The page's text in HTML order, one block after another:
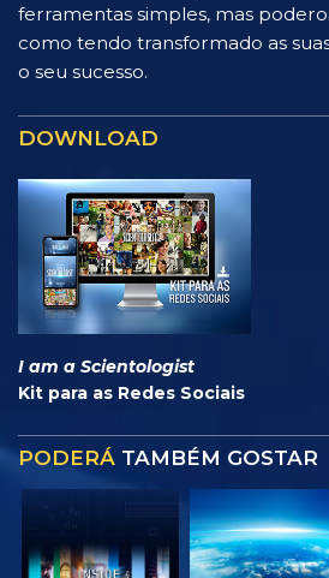
ferramentas simples, mas
como tendo transformado as
o seu sucesso.
DOWNLOAD
I am a Scientologist
Kit para as Redes Sociais
PODERÁ TAMBÉM GOSTAR